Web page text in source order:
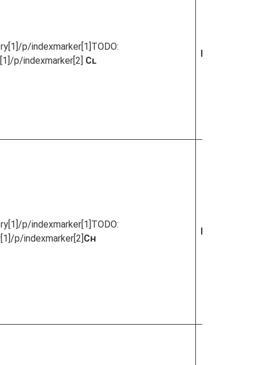
p/indexmarker[1]TODO:
p/indexmarker[2] Cl
Kontinuerlig
p/indexmarker[1]TODO:
p/indexmarker[2]Ch
Kontinuerlig